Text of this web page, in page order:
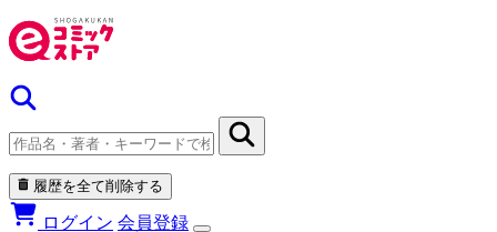
履歴を全て削除する
ログイン 会員登録